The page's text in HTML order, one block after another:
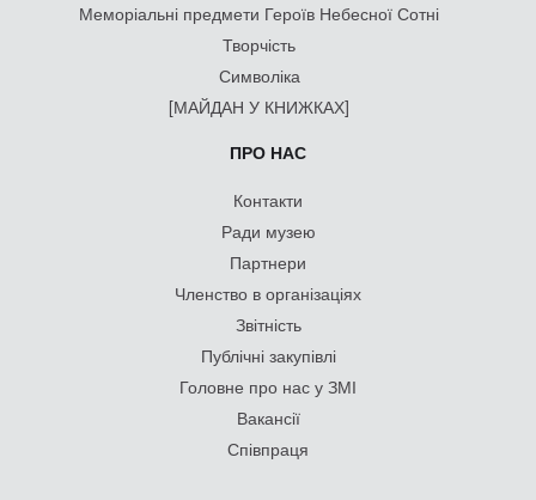
Меморіальні предмети Героїв Небесної Сотні
Творчість
Символіка
[МАЙДАН У КНИЖКАХ]
ПРО НАС
Контакти
Ради музею
Партнери
Членство в організаціях
Звітність
Публічні закупівлі
Головне про нас у ЗМІ
Вакансії
Співпраця